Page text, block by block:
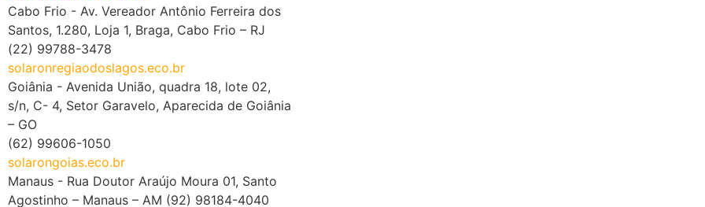
Amaro
São Paulo – SP (11) 5181-4775
solaronsaopaulo.eco.br
Cabo Frio - Av. Vereador Antônio Ferreira dos
Santos, 1.280, Loja 1, Braga, Cabo Frio – RJ
(22) 99788-3478
solaronregiaodoslagos.eco.br
Goiânia - Avenida União, quadra 18, lote 02,
s/n, C- 4, Setor Garavelo, Aparecida de Goiânia
– GO
(62) 99606-1050